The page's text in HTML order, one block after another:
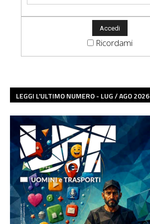
Ricordami
LEGGI L'ULTIMO NUMERO - LUG / AGO 2026